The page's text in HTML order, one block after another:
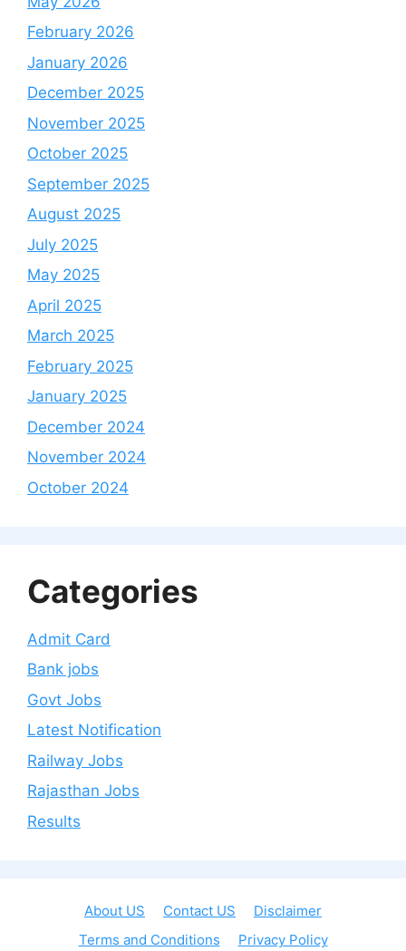
February 2026
January 2026
December 2025
November 2025
October 2025
September 2025
August 2025
July 2025
May 2025
April 2025
March 2025
February 2025
January 2025
December 2024
November 2024
October 2024
Categories
Admit Card
Bank jobs
Govt Jobs
Latest Notification
Railway Jobs
Rajasthan Jobs
Results
About US Contact US
Disclaimer
Terms and Conditions
Privacy Policy